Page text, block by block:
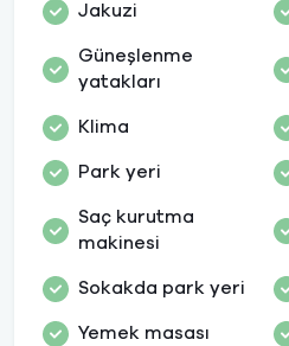
Jakuzi
Güneşlenme
yatakları
Klima
Park yeri
Saç kurutma
makinesi
Sokakda park yeri
Yemek masası